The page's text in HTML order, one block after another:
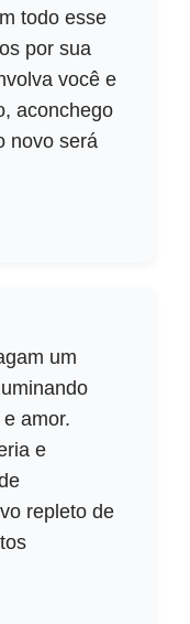
todo esse
por sua
você e
aconchego
novo será
um
amor.
e
repleto de